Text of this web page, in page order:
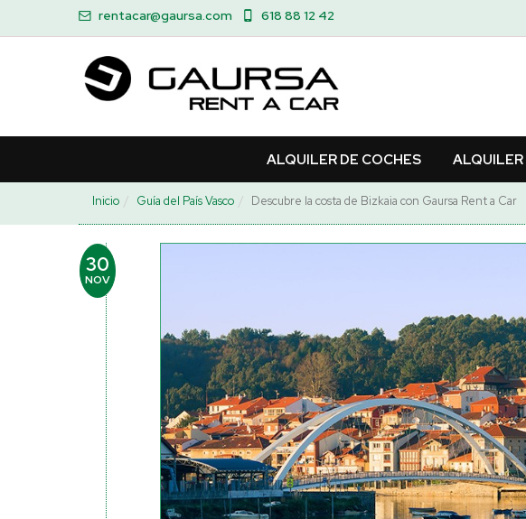
rentacar@gaursa.com 618 88 12 42
ALQUILER DE COCHES
Inicio Guía del País Vasco Descubre la costa de Bizkaia con Gaursa Rent a Car
30
NOV